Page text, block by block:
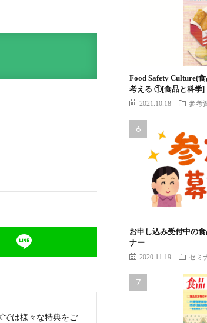
では様々な特典をご
Food Safety Culture(
考える ①[食品と科学]
2021.10.18 参考
お申し込み受付中の
ナー
2020.11.19 セミ